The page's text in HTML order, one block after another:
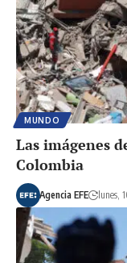
MUNDO
Las imágenes
Colombia
Agencia EFE lunes,